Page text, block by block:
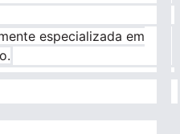
especializada em